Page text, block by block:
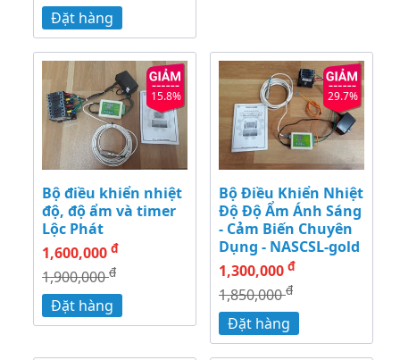
Đặt hàng
15.8%
Bộ điều khiển nhiệt
độ, độ ẩm và timer
Lộc Phát
1,600,000 đ
1,900,000đ
Đặt hàng
29.7%
Bộ Điều Khiển Nhiệt
Độ Độ Ẩm Ánh Sáng
- Cảm Biến Chuyên
Dụng - NASCSL-gold
1,300,000 đ
1,850,000đ
Đặt hàng